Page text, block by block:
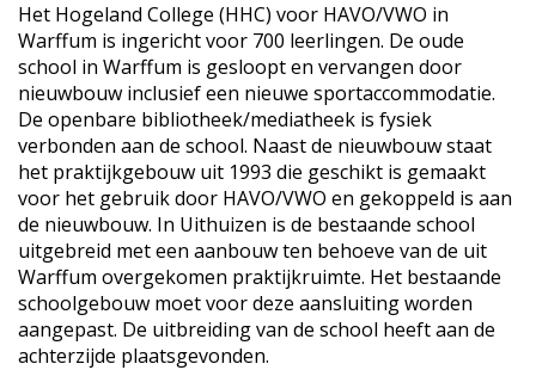
Het Hogeland College (HHC) voor HAVO/VWO in
Warffum is ingericht voor 700 leerlingen. De oude
school in Warffum is gesloopt en vervangen door
nieuwbouw inclusief een nieuwe sportaccommodatie.
De openbare bibliotheek/mediatheek is fysiek
verbonden aan de school. Naast de nieuwbouw staat
het praktijkgebouw uit 1993 die geschikt is gemaakt
voor het gebruik door HAVO/VWO en gekoppeld is aan
de nieuwbouw. In Uithuizen is de bestaande school
uitgebreid met een aanbouw ten behoeve van de uit
Warffum overgekomen praktijkruimte. Het bestaande
schoolgebouw moet voor deze aansluiting worden
aangepast. De uitbreiding van de school heeft aan de
achterzijde plaatsgevonden.